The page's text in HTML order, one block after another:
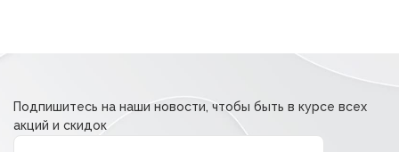
Подпишитесь на наши новости, чтобы быть в курсе всех
акций и скидок